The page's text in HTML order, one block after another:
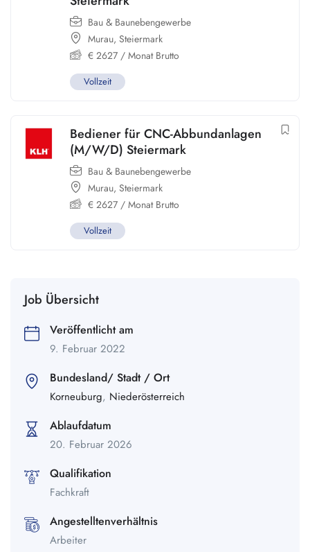
Bau & Baunebengewerbe
Murau, Steiermark
€ 2627 / Monat Brutto
Vollzeit
Bediener für CNC-Abbundanlagen
(M/W/D) Steiermark
Bau & Baunebengewerbe
Murau, Steiermark
€ 2627 / Monat Brutto
Vollzeit
Job Übersicht
Veröffentlicht am
9. Februar 2022
Bundesland/ Stadt / Ort
Korneuburg, Niederösterreich
Ablaufdatum
20. Februar 2026
Qualifikation
Fachkraft
Angestelltenverhältnis
Arbeiter